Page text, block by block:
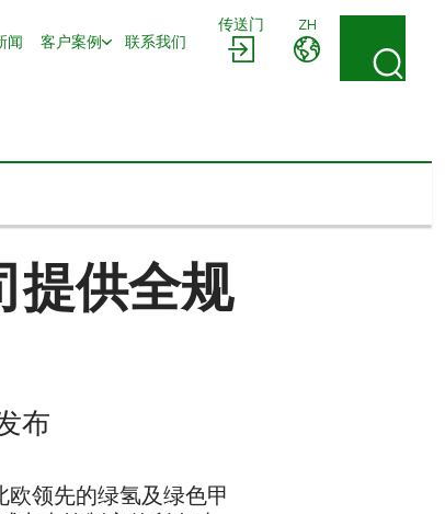
传送门
ZH
闻 客户案例 联系我们
提供全规
布
领先的绿氢及绿色甲